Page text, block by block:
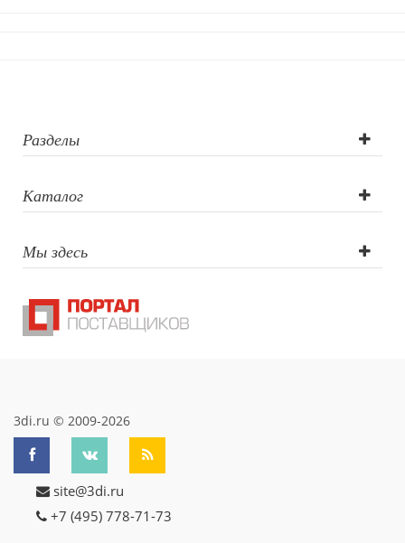
Разделы
Каталог
Мы здесь
3di.ru © 2009-2026
site@3di.ru
+7 (495) 778-71-73